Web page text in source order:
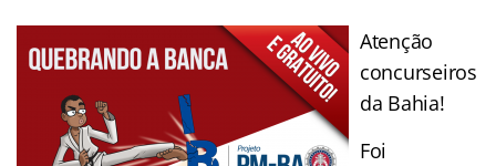
Atenção
concurseiros
da Bahia!
Foi